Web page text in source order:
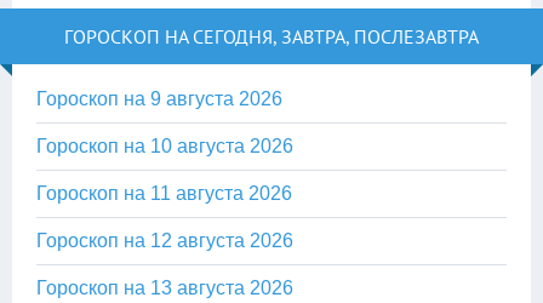
ГОРОСКОП НА СЕГОДНЯ, ЗАВТРА, ПОСЛЕЗАВТРА
Гороскоп на 9 августа 2026
Гороскоп на 10 августа 2026
Гороскоп на 11 августа 2026
Гороскоп на 12 августа 2026
Гороскоп на 13 августа 2026